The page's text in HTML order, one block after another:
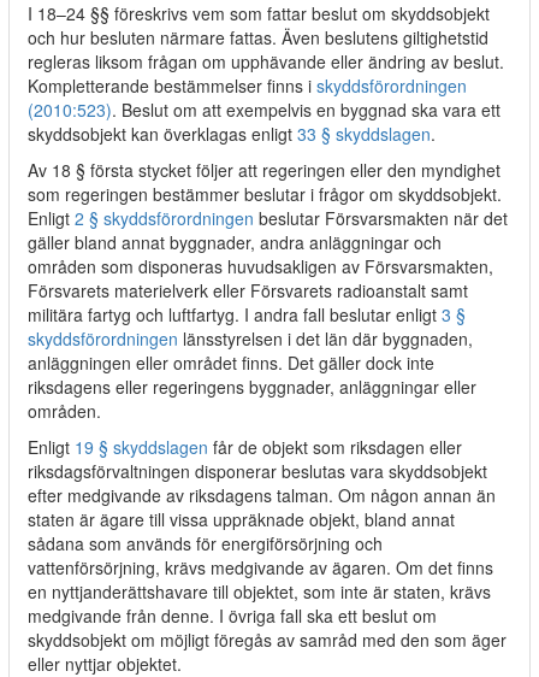
I 18–24 §§ föreskrivs vem som fattar beslut om skyddsobjekt
och hur besluten närmare fattas. Även beslutens giltighetstid
regleras liksom frågan om upphävande eller ändring av beslut.
Kompletterande bestämmelser finns i skyddsförordningen
(2010:523). Beslut om att exempelvis en byggnad ska vara ett
skyddsobjekt kan överklagas enligt 33 § skyddslagen.
Av 18 § första stycket följer att regeringen eller den myndighet
som regeringen bestämmer beslutar i frågor om skyddsobjekt.
Enligt 2 § skyddsförordningen beslutar Försvarsmakten när det
gäller bland annat byggnader, andra anläggningar och
områden som disponeras huvudsakligen av Försvarsmakten,
Försvarets materielverk eller Försvarets radioanstalt samt
militära fartyg och luftfartyg. I andra fall beslutar enligt 3 §
skyddsförordningen länsstyrelsen i det län där byggnaden,
anläggningen eller området finns. Det gäller dock inte
riksdagens eller regeringens byggnader, anläggningar eller
områden.
Enligt 19 § skyddslagen får de objekt som riksdagen eller
riksdagsförvaltningen disponerar beslutas vara skyddsobjekt
efter medgivande av riksdagens talman. Om någon annan än
staten är ägare till vissa uppräknade objekt, bland annat
sådana som används för energiförsörjning och
vattenförsörjning, krävs medgivande av ägaren. Om det finns
en nyttjanderättshavare till objektet, som inte är staten, krävs
medgivande från denne. I övriga fall ska ett beslut om
skyddsobjekt om möjligt föregås av samråd med den som äger
eller nyttjar objektet.